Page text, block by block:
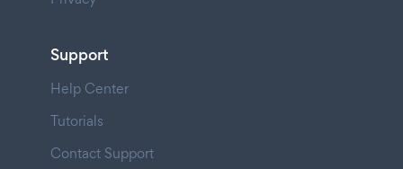
Support
Help Center
Tutorials
Contact Support